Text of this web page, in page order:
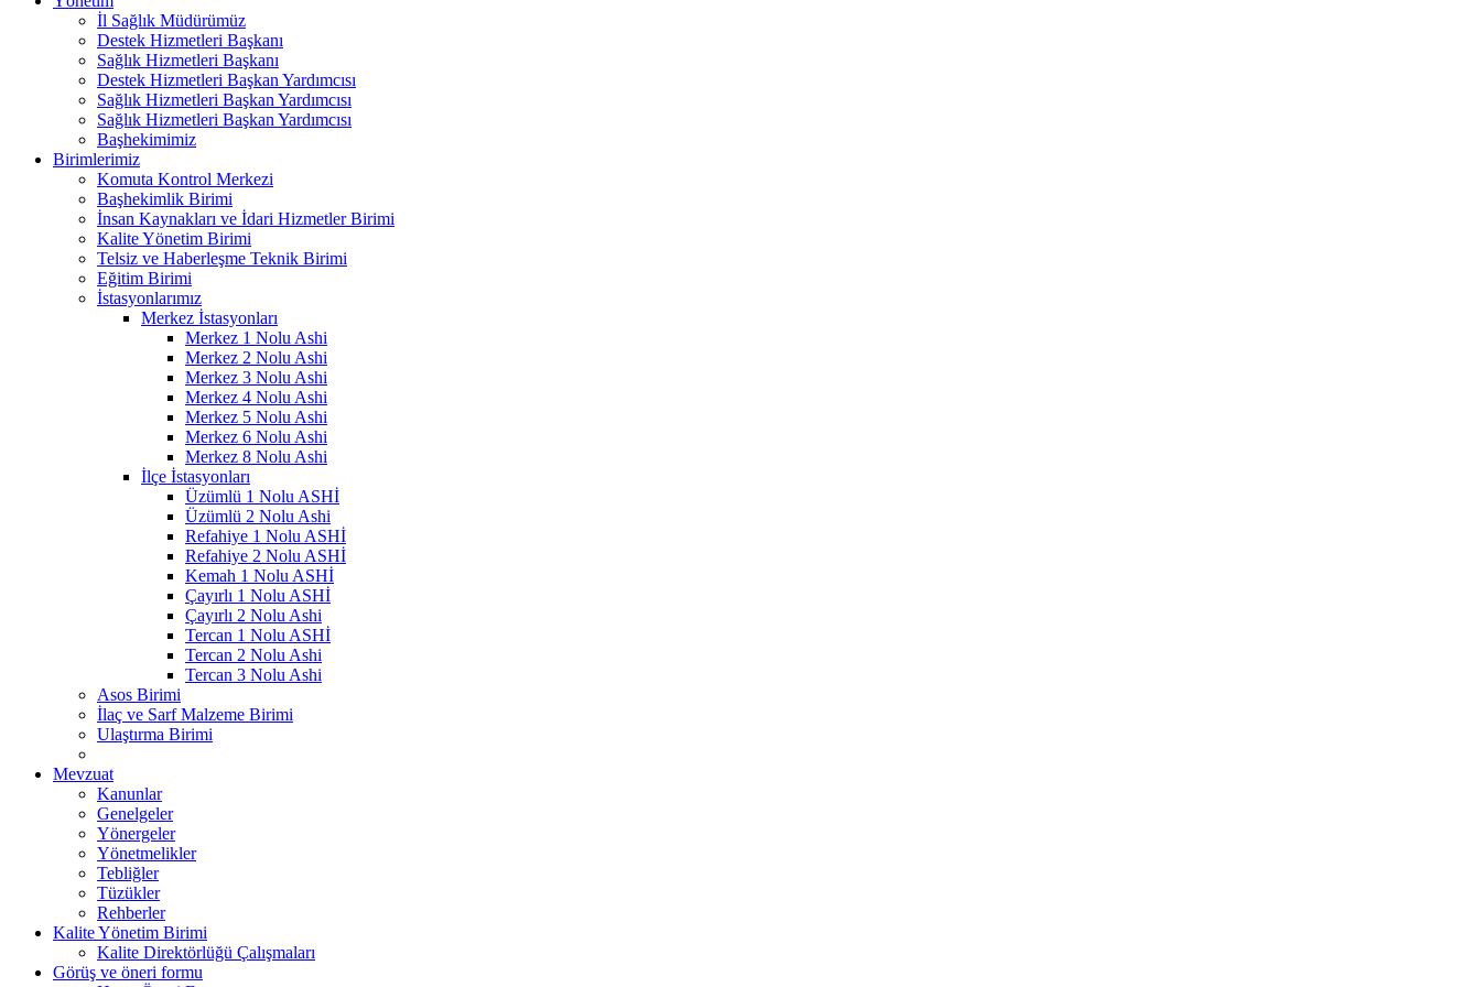
İl Sağlık Müdürümüz
Destek Hizmetleri Başkanı
Sağlık Hizmetleri Başkanı
Destek Hizmetleri Başkan Yardımcısı
Sağlık Hizmetleri Başkan Yardımcısı
Sağlık Hizmetleri Başkan Yardımcısı
Başhekimimiz
Birimlerimiz
Komuta Kontrol Merkezi
Başhekimlik Birimi
İnsan Kaynakları ve İdari Hizmetler Birimi
Kalite Yönetim Birimi
Telsiz ve Haberleşme Teknik Birimi
Eğitim Birimi
İstasyonlarımız
Merkez İstasyonları
Merkez 1 Nolu Ashi
Merkez 2 Nolu Ashi
Merkez 3 Nolu Ashi
Merkez 4 Nolu Ashi
Merkez 5 Nolu Ashi
Merkez 6 Nolu Ashi
Merkez 8 Nolu Ashi
İlçe İstasyonları
Üzümlü 1 Nolu ASHİ
Üzümlü 2 Nolu Ashi
Refahiye 1 Nolu ASHİ
Refahiye 2 Nolu ASHİ
Kemah 1 Nolu ASHİ
Çayırlı 1 Nolu ASHİ
Çayırlı 2 Nolu Ashi
Tercan 1 Nolu ASHİ
Tercan 2 Nolu Ashi
Tercan 3 Nolu Ashi
Asos Birimi
İlaç ve Sarf Malzeme Birimi
Ulaştırma Birimi
Mevzuat
Kanunlar
Genelgeler
Yönergeler
Yönetmelikler
Tebliğler
Tüzükler
Rehberler
Kalite Yönetim Birimi
Kalite Direktörlüğü Çalışmaları
Görüş ve öneri formu